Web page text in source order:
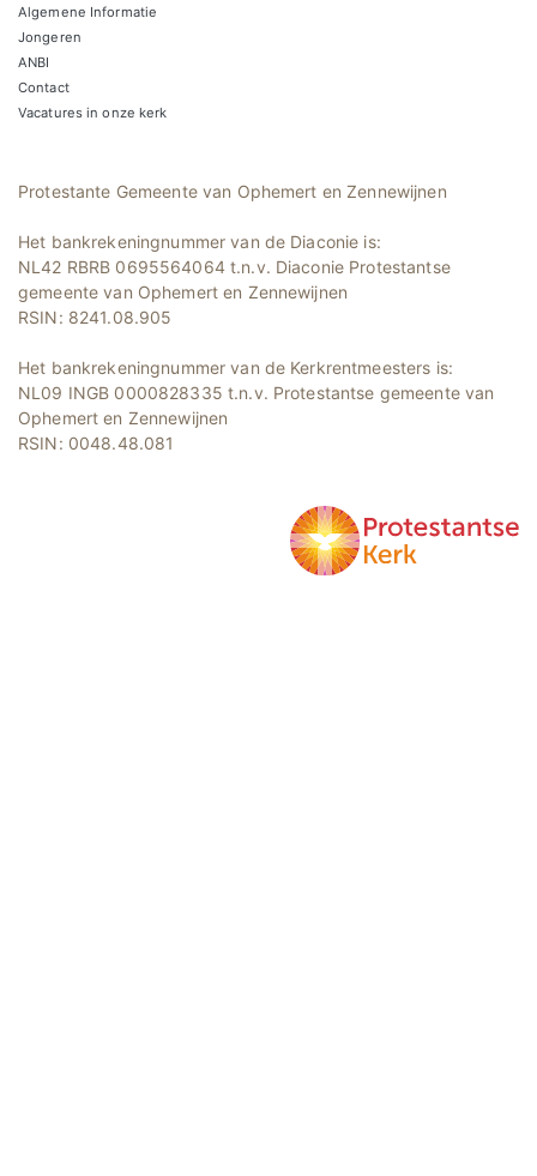
Algemene Informatie
Jongeren
ANBI
Contact
Vacatures in onze kerk
Protestante Gemeente van Ophemert en Zennewijnen
Het bankrekeningnummer van de Diaconie is:
NL42 RBRB 0695564064 t.n.v. Diaconie Protestantse
gemeente van Ophemert en Zennewijnen
RSIN: 8241.08.905
Het bankrekeningnummer van de Kerkrentmeesters is:
NL09 INGB 0000828335 t.n.v. Protestantse gemeente van
Ophemert en Zennewijnen
RSIN: 0048.48.081